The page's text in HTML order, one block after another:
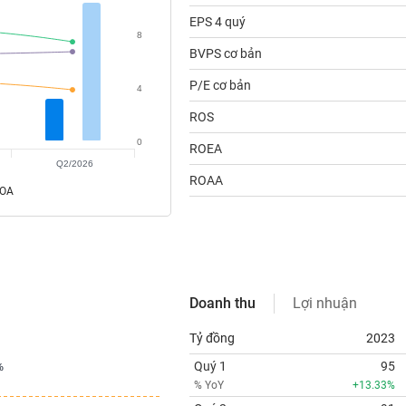
0
4
8
Q2/2026
EPS 4 quý
BVPS cơ bản
P/E cơ bản
ROS
ROEA
ROAA
Doanh thu Lợi nhuận
Tỷ đồng 2023
Quý 1
% YoY
95
+13.33%